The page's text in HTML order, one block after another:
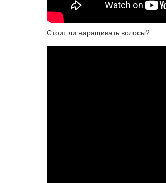
Стоит ли наращивать волосы?